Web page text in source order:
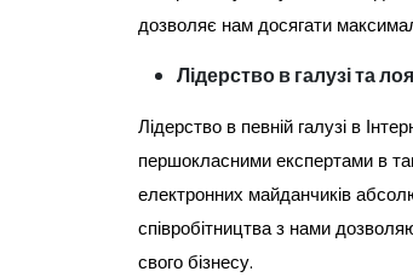
дозволяє нам досягати
Лідерство в галузі та
Лідерство в певній галузі в
першокласними експертами в
електронних майданчиків
співробітництва з нами
свого бізнесу.